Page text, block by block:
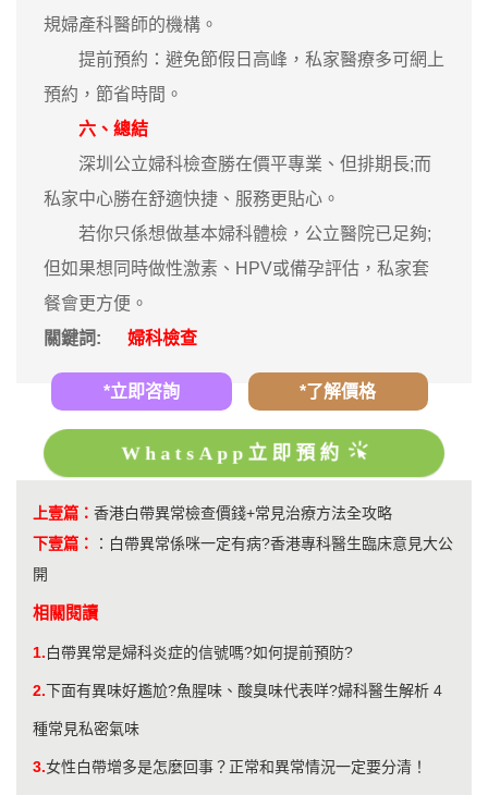
規婦產科醫師的機構。
提前預約：避免節假日高峰，私家醫療多可網上
預約，節省時間。
六、總結
深圳公立婦科檢查勝在價平專業、但排期長;而
私家中心勝在舒適快捷、服務更貼心。
若你只係想做基本婦科體檢，公立醫院已足夠;
但如果想同時做性激素、HPV或備孕評估，私家套
餐會更方便。
關鍵詞:
婦科檢查
*立即咨詢 *了解價格
WhatsApp立即預約
上壹篇： 香港白帶異常檢查價錢+常見治療方法全攻略
下壹篇：
： 白帶異常係咪一定有病?香港專科醫生臨床意見大公
開
相關閱讀
1.白帶異常是婦科炎症的信號嗎?如何提前預防?
2.下面有異味好尷尬?魚腥味、酸臭味代表咩?婦科醫生解析 4
種常見私密氣味
3.​女性白帶增多是怎麼回事？正常和異常情況一定要分清！